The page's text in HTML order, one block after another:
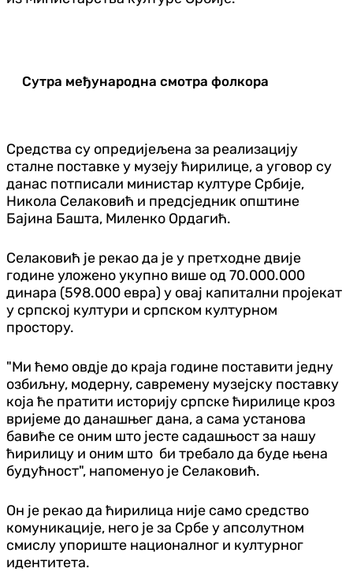
Сутра међународна смотра фолкора
Средства су опредијељена за реализацију
сталне поставке у музеју ћирилице, а уговор су
данас потписали министар културе Србије,
Никола Селаковић и предсједник општине
Бајина Башта, Миленко Ордагић.
Селаковић је рекао да је у претходне двије
године уложено укупно више од 70.000.000
динара (598.000 евра) у овај капитални пројекат
у српској култури и српском културном
простору.
"Ми ћемо овдје до краја године поставити једну
озбиљну, модерну, савремену музејску поставку
која ће пратити историју српске ћирилице кроз
вријеме до данашњег дана, а сама установа
бавиће се оним што јесте садашњост за нашу
ћирилицу и оним што би требало да буде њена
будућност", напоменуо је Селаковић.
Он је рекао да ћирилица није само средство
комуникације, него је за Србе у апсолутном
смислу упориште националног и културног
идентитета.